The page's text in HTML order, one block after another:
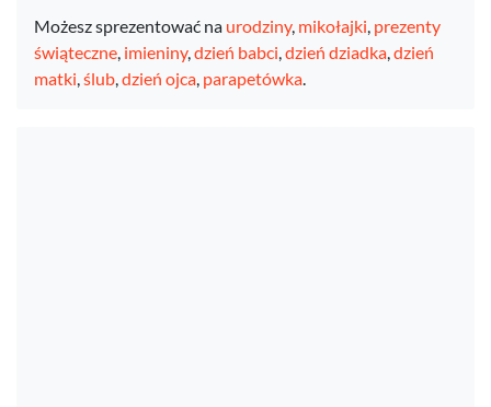
Możesz sprezentować na urodziny, mikołajki, prezenty
świąteczne, imieniny,dzień babci,dzień dziadka,dzień
matki,ślub,dzień ojca, parapetówka.